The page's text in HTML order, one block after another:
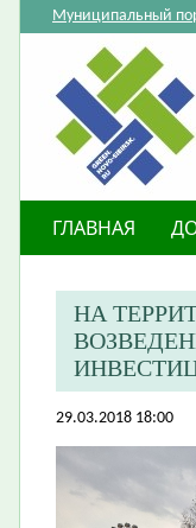
Муниципальный
ГЛАВНАЯ
НА
29.03.2018 18:00